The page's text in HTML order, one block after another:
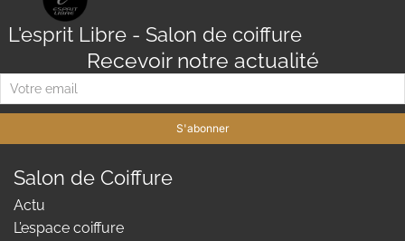
L'esprit Libre - Salon de coiffure
Recevoir notre actualité
S'abonner
Salon de Coiffure
Actu
L’espace coiffure